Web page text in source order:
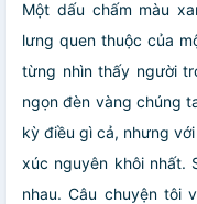
Một dấu chấm màu
lưng quen thuộc của
từng nhìn thấy người
ngọn đèn vàng chúng
kỳ điều gì cả, nhưng
xúc nguyên khôi nhất.
nhau. Câu chuyện tôi